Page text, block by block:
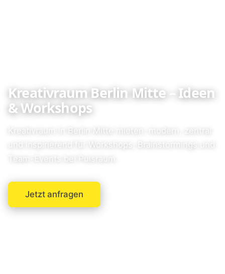
Kreativraum Berlin Mitte – Ideen
& Workshops
Kreativraum in Berlin Mitte mieten: modern, zentral
und inspirierend für Workshops, Brainstormings und
Team-Events bei Pulsraum.
Jetzt anfragen